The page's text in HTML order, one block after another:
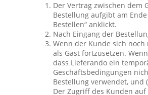
Der Vertrag zwischen dem
Bestellung aufgibt am
Bestellen“ anklickt.
Nach Eingang der
Wenn der Kunde sich
als Gast fortzusetzen.
dass Lieferando ein
Geschäftsbedingungen
Bestellung verwendet, und
Der Zugriff des Kunden